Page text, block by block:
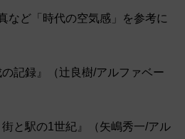
など「時代の空気感」を参考に
記録』（辻良樹/アルファベー
と駅の1世紀』（矢嶋秀一/アル